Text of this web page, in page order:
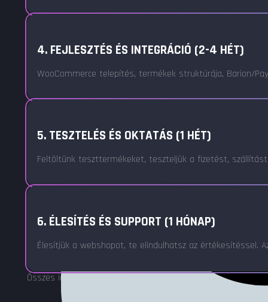
4. FEJLESZTÉS ÉS INTEGRÁCIÓ (2-4 HÉT)
WooCommerce telepítés, termékek struktúrája, Barion/
5. TESZTELÉS ÉS OKTATÁS (1 HÉT)
Feltöltünk teszttermékeket, teszteljük a fizetést,
6. ÉLESÍTÉS ÉS SUPPORT (1 HÓNAP)
Élesítjük a webshopot, te elindulhatsz az értékesítéssel.
Összes idő: 4-8 hét (projekt méretétől függően) 1 hónap